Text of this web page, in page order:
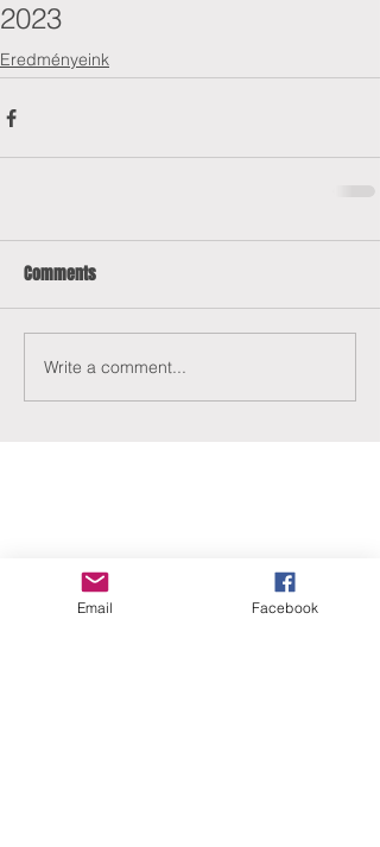
2023
Eredményeink
Comments
Write a comment...
ERANUS Alapítvány
Email Facebook